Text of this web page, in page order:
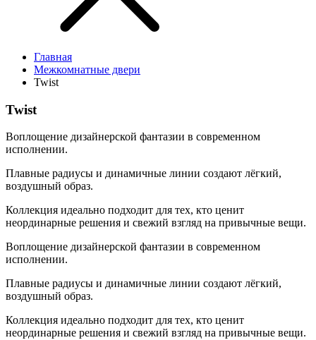
Главная
Межкомнатные двери
Twist
Twist
Воплощение дизайнерской фантазии в современном
исполнении.
Плавные радиусы и динамичные линии создают лёгкий,
воздушный образ.
Коллекция идеально подходит для тех, кто ценит
неординарные решения и свежий взгляд на привычные вещи.
Воплощение дизайнерской фантазии в современном
исполнении.
Плавные радиусы и динамичные линии создают лёгкий,
воздушный образ.
Коллекция идеально подходит для тех, кто ценит
неординарные решения и свежий взгляд на привычные вещи.